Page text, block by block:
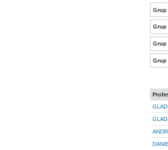
Grup
Grup
Grup
Grup